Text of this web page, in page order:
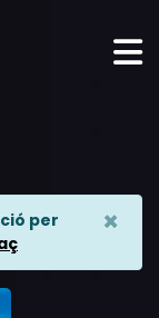
per
×